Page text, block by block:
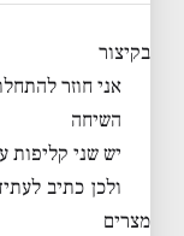
בקיצור
אני חוזר
השיחה
יש שני קליפות
ולכן כתיב
מצרים